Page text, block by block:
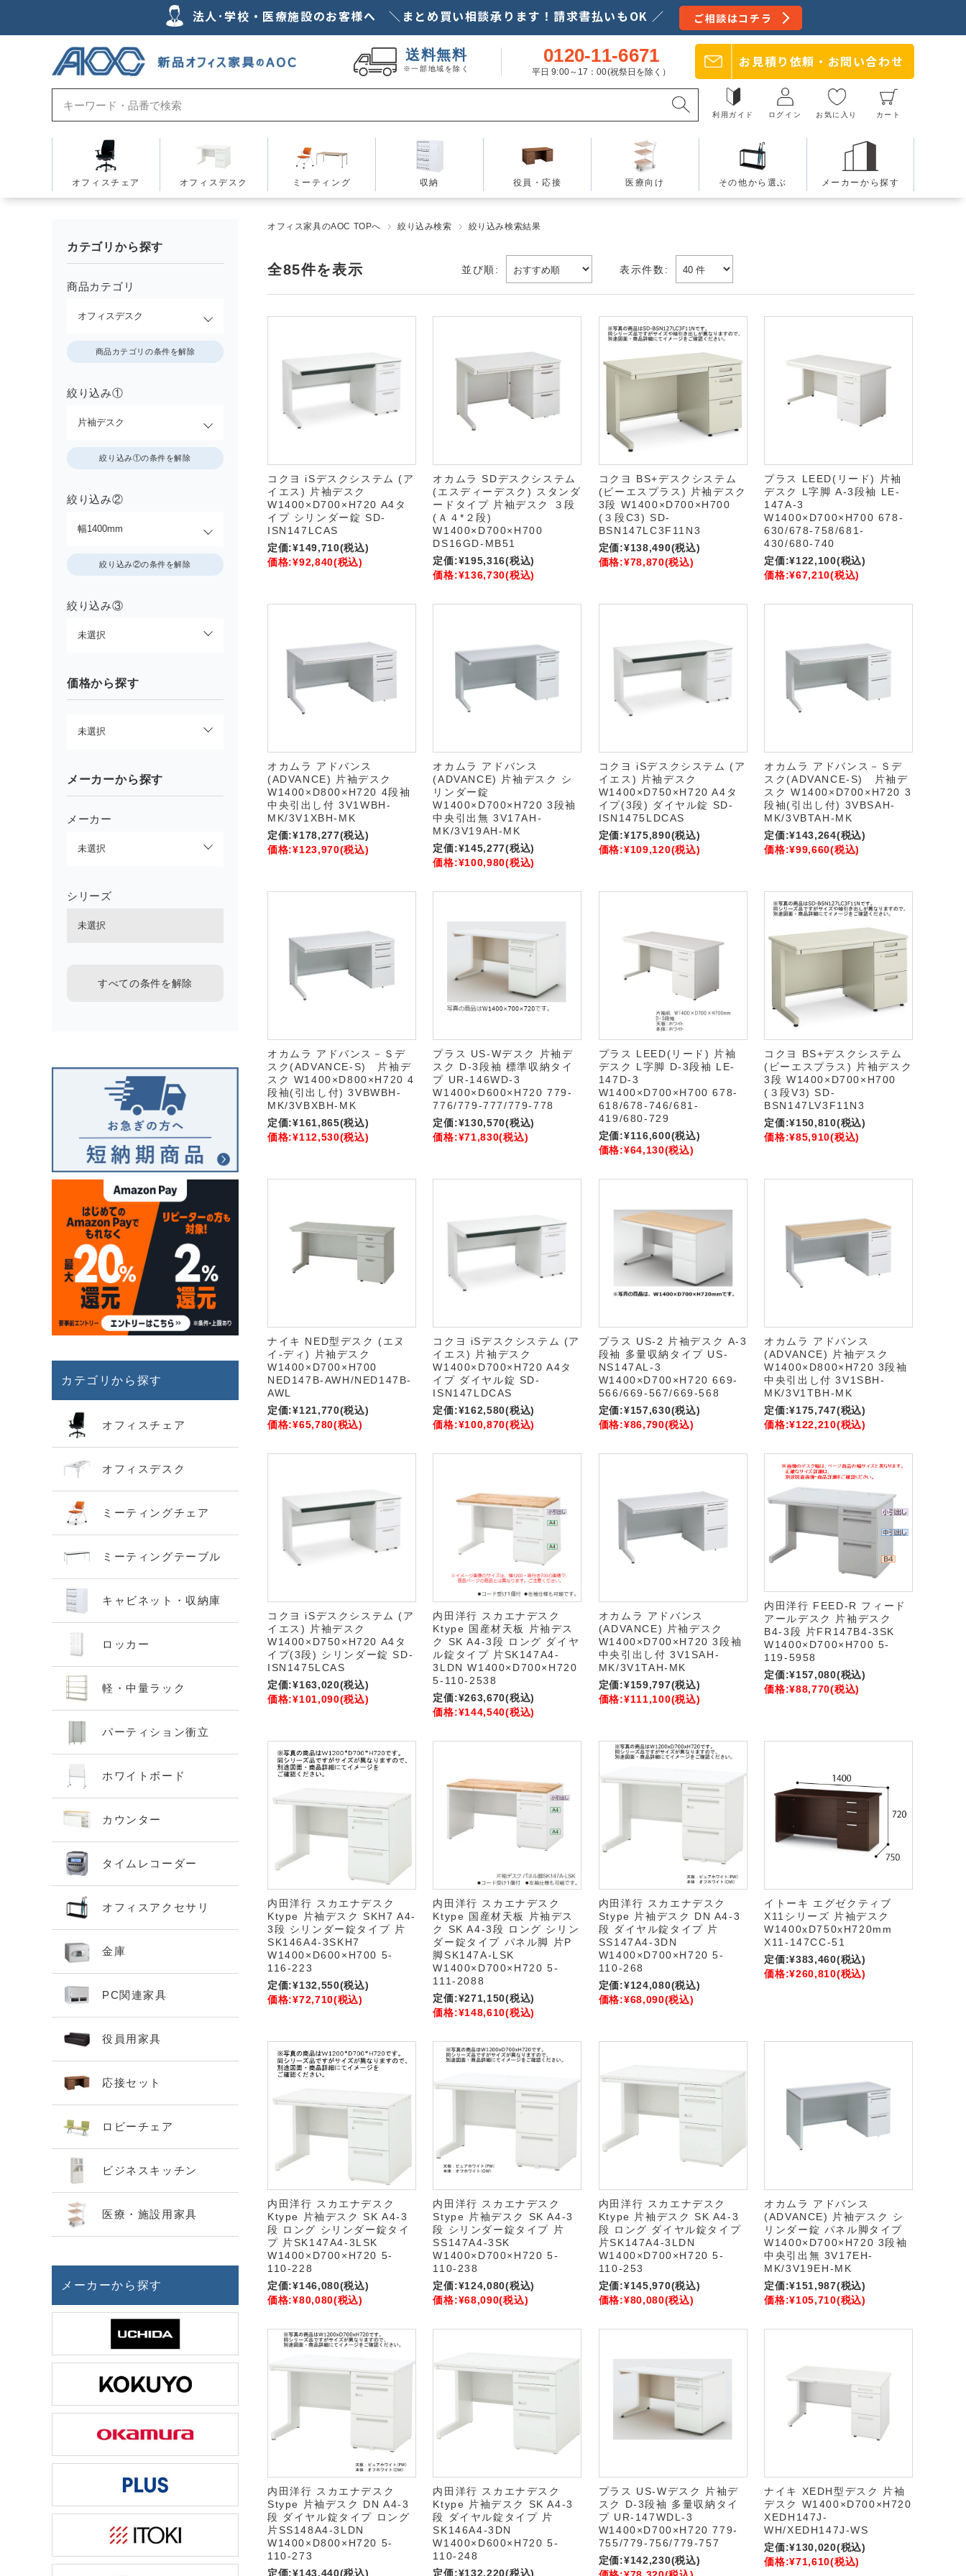
法人･学校・医療施設のお客様へ ＼まとめ買い相談承ります！請求書払いもOK ／ ご相談はコチラ
送料無料
※一部地域を除く
0120-11-6671
平日 9:00～17：00(祝祭日を除く）
お見積り依頼・ お問い合わせ
利用ガイド ログイン お気に入り カート
オフィスチェア オフィスデスク ミーティング 収納 役員・応接 医療向け その他から選ぶ メーカーから探す
オフィス家具のAOC TOPへ 絞り込み検索 絞り込み検索結果
全85件を表示 並び順: 表示件数:
コクヨ iSデスクシステム (ア
イエス) 片袖デスク
W1400×D700×H720 A4タ
イプ シリンダー錠 SD-
ISN147LCAS
定価:¥149,710(税込)
価格:¥92,840(税込)
オカムラ SDデスクシステム
(エスディーデスク) スタンダ
ードタイプ 片袖デスク ３段
(Ａ４*２段)
W1400×D700×H700
DS16GD-MB51
定価:¥195,316(税込)
価格:¥136,730(税込)
コクヨ BS+デスクシステム
(ビーエスプラス) 片袖デスク
3段 W1400×D700×H700
(３段C3) SD-
BSN147LC3F11N3
定価:¥138,490(税込)
価格:¥78,870(税込)
プラス LEED(リード) 片袖
デスク L字脚 A-3段袖 LE-
147A-3
W1400×D700×H700 678-
630/678-758/681-
430/680-740
定価:¥122,100(税込)
価格:¥67,210(税込)
オカムラ アドバンス
(ADVANCE) 片袖デスク
W1400×D800×H720 4段袖
中央引出し付 3V1WBH-
MK/3V1XBH-MK
定価:¥178,277(税込)
価格:¥123,970(税込)
オカムラ アドバンス
(ADVANCE) 片袖デスク シ
リンダー錠
W1400×D700×H720 3段袖
中央引出無 3V17AH-
MK/3V19AH-MK
定価:¥145,277(税込)
価格:¥100,980(税込)
コクヨ iSデスクシステム (ア
イエス) 片袖デスク
W1400×D750×H720 A4タ
イプ(3段) ダイヤル錠 SD-
ISN1475LDCAS
定価:¥175,890(税込)
価格:¥109,120(税込)
オカムラ アドバンス－Ｓデ
スク(ADVANCE-S) 片袖デ
スク W1400×D700×H720 3
段袖(引出し付) 3VBSAH-
MK/3VBTAH-MK
定価:¥143,264(税込)
価格:¥99,660(税込)
オカムラ アドバンス－Ｓデ
スク(ADVANCE-S) 片袖デ
スク W1400×D800×H720 4
段袖(引出し付) 3VBWBH-
MK/3VBXBH-MK
定価:¥161,865(税込)
価格:¥112,530(税込)
プラス US-Wデスク 片袖デ
スク D-3段袖 標準収納タイ
プ UR-146WD-3
W1400×D600×H720 779-
776/779-777/779-778
定価:¥130,570(税込)
価格:¥71,830(税込)
プラス LEED(リード) 片袖
デスク L字脚 D-3段袖 LE-
147D-3
W1400×D700×H700 678-
618/678-746/681-
419/680-729
定価:¥116,600(税込)
価格:¥64,130(税込)
コクヨ BS+デスクシステム
(ビーエスプラス) 片袖デスク
3段 W1400×D700×H700
(３段V3) SD-
BSN147LV3F11N3
定価:¥150,810(税込)
価格:¥85,910(税込)
ナイキ NED型デスク (エヌ
イ-ディ) 片袖デスク
W1400×D700×H700
NED147B-AWH/NED147B-
AWL
定価:¥121,770(税込)
価格:¥65,780(税込)
コクヨ iSデスクシステム (ア
イエス) 片袖デスク
W1400×D700×H720 A4タ
イプ ダイヤル錠 SD-
ISN147LDCAS
定価:¥162,580(税込)
価格:¥100,870(税込)
プラス US-2 片袖デスク A-3
段袖 多量収納タイプ US-
NS147AL-3
W1400×D700×H720 669-
566/669-567/669-568
定価:¥157,630(税込)
価格:¥86,790(税込)
オカムラ アドバンス
(ADVANCE) 片袖デスク
W1400×D800×H720 3段袖
中央引出し付 3V1SBH-
MK/3V1TBH-MK
定価:¥175,747(税込)
価格:¥122,210(税込)
コクヨ iSデスクシステム (ア
イエス) 片袖デスク
W1400×D750×H720 A4タ
イプ(3段) シリンダー錠 SD-
ISN1475LCAS
定価:¥163,020(税込)
価格:¥101,090(税込)
内田洋行 スカエナデスク
Ktype 国産材天板 片袖デス
ク SK A4-3段 ロング ダイヤ
ル錠タイプ 片SK147A4-
3LDN W1400×D700×H720
5-110-2538
定価:¥263,670(税込)
価格:¥144,540(税込)
オカムラ アドバンス
(ADVANCE) 片袖デスク
W1400×D700×H720 3段袖
中央引出し付 3V1SAH-
MK/3V1TAH-MK
定価:¥159,797(税込)
価格:¥111,100(税込)
内田洋行 FEED-R フィード
アールデスク 片袖デスク
B4-3段 片FR147B4-3SK
W1400×D700×H700 5-
119-5958
定価:¥157,080(税込)
価格:¥88,770(税込)
内田洋行 スカエナデスク
Ktype 片袖デスク SKH7 A4-
3段 シリンダー錠タイプ 片
SK146A4-3SKH7
W1400×D600×H700 5-
116-223
定価:¥132,550(税込)
価格:¥72,710(税込)
内田洋行 スカエナデスク
Ktype 国産材天板 片袖デス
ク SK A4-3段 ロング シリン
ダー錠タイプ パネル脚 片P
脚SK147A-LSK
W1400×D700×H720 5-
111-2088
定価:¥271,150(税込)
価格:¥148,610(税込)
内田洋行 スカエナデスク
Stype 片袖デスク DN A4-3
段 ダイヤル錠タイプ 片
SS147A4-3DN
W1400×D700×H720 5-
110-268
定価:¥124,080(税込)
価格:¥68,090(税込)
イトーキ エグゼクティブ
X11シリーズ 片袖デスク
W1400xD750xH720mm
X11-147CC-51
定価:¥383,460(税込)
価格:¥260,810(税込)
内田洋行 スカエナデスク
Ktype 片袖デスク SK A4-3
段 ロング シリンダー錠タイ
プ 片SK147A4-3LSK
W1400×D700×H720 5-
110-228
定価:¥146,080(税込)
価格:¥80,080(税込)
内田洋行 スカエナデスク
Stype 片袖デスク SK A4-3
段 シリンダー錠タイプ 片
SS147A4-3SK
W1400×D700×H720 5-
110-238
定価:¥124,080(税込)
価格:¥68,090(税込)
内田洋行 スカエナデスク
Ktype 片袖デスク SK A4-3
段 ロング ダイヤル錠タイプ
片SK147A4-3LDN
W1400×D700×H720 5-
110-253
定価:¥145,970(税込)
価格:¥80,080(税込)
オカムラ アドバンス
(ADVANCE) 片袖デスク シ
リンダー錠 パネル脚タイプ
W1400×D700×H720 3段袖
中央引出無 3V17EH-
MK/3V19EH-MK
定価:¥151,987(税込)
価格:¥105,710(税込)
内田洋行 スカエナデスク
Stype 片袖デスク DN A4-3
段 ダイヤル錠タイプ ロング
片SS148A4-3LDN
W1400×D800×H720 5-
110-273
定価:¥143,440(税込)
内田洋行 スカエナデスク
Ktype 片袖デスク SK A4-3
段 ダイヤル錠タイプ 片
SK146A4-3DN
W1400×D600×H720 5-
110-248
定価:¥132,220(税込)
プラス US-Wデスク 片袖デ
スク D-3段袖 多量収納タイ
プ UR-147WDL-3
W1400×D700×H720 779-
755/779-756/779-757
定価:¥142,230(税込)
ナイキ XEDH型デスク 片袖
デスク W1400×D700×H720
XEDH147J-
WH/XEDH147J-WS
定価:¥130,020(税込)
価格:¥71,610(税込)
カテゴリから探す
商品カテゴリ
商品カテゴリの条件を解除
絞り込み①
絞り込み①の条件を解除
絞り込み②
絞り込み②の条件を解除
絞り込み③
価格から探す
メーカーから探す
メーカー
シリーズ
すべての条件を解除
カテゴリから探す
オフィスチェア
オフィスデスク
ミーティングチェア
ミーティングテーブル
キャビネット・収納庫
ロッカー
軽・中量ラック
パーティション衝立
ホワイトボード
カウンター
タイムレコーダー
オフィスアクセサリ
金庫
PC関連家具
役員用家具
応接セット
ロビーチェア
ビジネスキッチン
医療・施設用家具
メーカーから探す